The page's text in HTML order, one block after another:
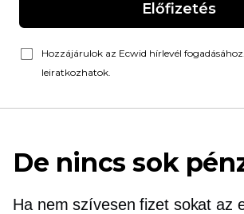
Előfizetés
Hozzájárulok az Ecwid hírlevél
leiratkozhatok.
De nincs sok
Ha nem szívesen fizet sokat az